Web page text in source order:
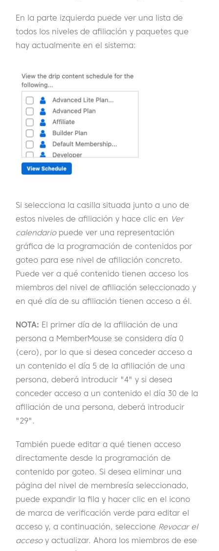
En la parte izquierda puede ver una lista de
todos los niveles de afiliación y paquetes que
hay actualmente en el sistema:
Si selecciona la casilla situada junto a uno de
estos niveles de afiliación y hace clic en Ver
calendariopuede ver una representación
gráfica de la programación de contenidos por
goteo para ese nivel de afiliación concreto.
Puede ver a qué contenido tienen acceso los
miembros del nivel de afiliación seleccionado y
en qué día de su afiliación tienen acceso a él.
NOTA: El primer día de la afiliación de una
persona a MemberMouse se considera día 0
(cero), por lo que si desea conceder acceso a
un contenido el día 5 de la afiliación de una
persona, deberá introducir "4" y si desea
conceder acceso a un contenido el día 30 de la
afiliación de una persona, deberá introducir
"29".
También puede editar a qué tienen acceso
directamente desde la programación de
contenido por goteo. Si desea eliminar una
página del nivel de membresía seleccionado,
puede expandir la fila y hacer clic en el icono
de marca de verificación verde para editar el
acceso y, a continuación, seleccione Revocar el
accesoy actualizar. Ahora los miembros de ese